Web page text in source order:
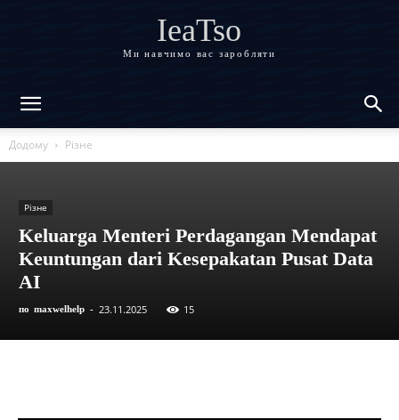
IeaTso
Ми навчимо вас заробляти
Додому Різне
Різне
Keluarga Menteri Perdagangan Mendapat
Keuntungan dari Kesepakatan Pusat Data
AI
по maxwelhelp - 23.11.2025 15